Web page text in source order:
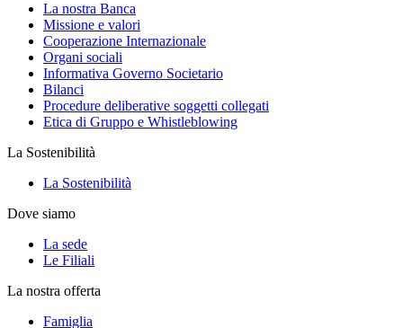
La nostra Banca
Missione e valori
Cooperazione Internazionale
Organi sociali
Informativa Governo Societario
Bilanci
Procedure deliberative soggetti collegati
Etica di Gruppo e Whistleblowing
La Sostenibilità
La Sostenibilità
Dove siamo
La sede
Le Filiali
La nostra offerta
Famiglia